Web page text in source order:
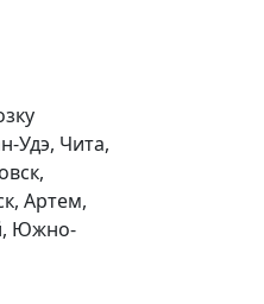
Удэ, Чита,
Артем,
Южно-